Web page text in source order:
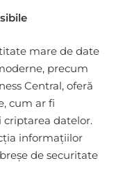
mare de date
precum
Central, oferă
cum ar fi
datelor.
informațiilor
de securitate